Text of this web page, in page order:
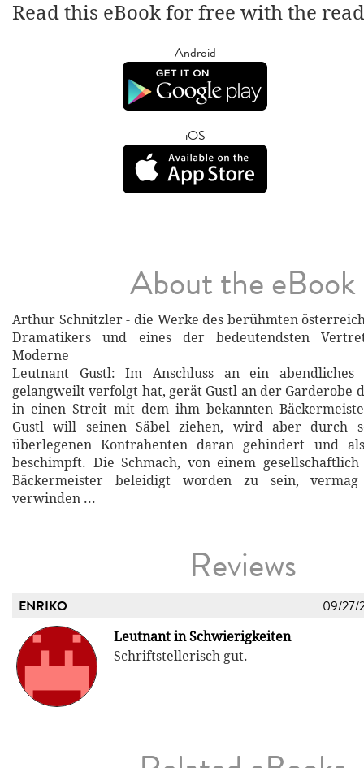
Read this eBook for free with the
Android
iOS
About the eBook
Arthur Schnitzler - die Werke des berühmten
Dramatikers und eines der bedeutendsten
Moderne
Leutnant Gustl: Im Anschluss an ein
gelangweilt verfolgt hat, gerät Gustl an der Garderobe
in einen Streit mit dem ihm bekannten
Gustl will seinen Säbel ziehen, wird aber durch
überlegenen Kontrahenten daran gehindert und
beschimpft. Die Schmach, von einem
Bäckermeister beleidigt worden zu sein,
verwinden ...
Reviews
ENRIKO 09/27/
Leutnant in Schwierigkeiten
Schriftstellerisch gut.